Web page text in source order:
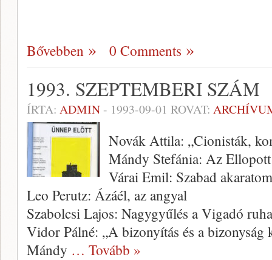
Bővebben 0 Comments
1993. SZEPTEMBERI SZÁM
ÍRTA: ADMIN- 1993-09-01 ROVAT:
Novák Attila: „Cionisták,
Mándy Stefánia: Az
Várai Emil: Szabad
Leo Perutz: Ázáél, az angyal
Szabolcsi Lajos: Nagygyűlés a Vigadó
Vidor Pálné: „A bizonyítás és a
Mándy … Tovább »